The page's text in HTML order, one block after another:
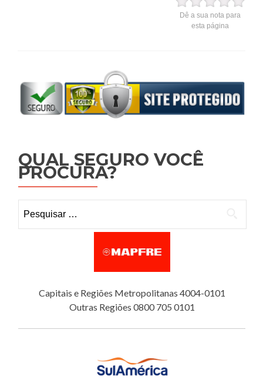
Dê a sua nota para
esta página
QUAL SEGURO VOCÊ
PROCURA?
Capitais e Regiões Metropolitanas 4004-0101
Outras Regiões 0800 705 0101